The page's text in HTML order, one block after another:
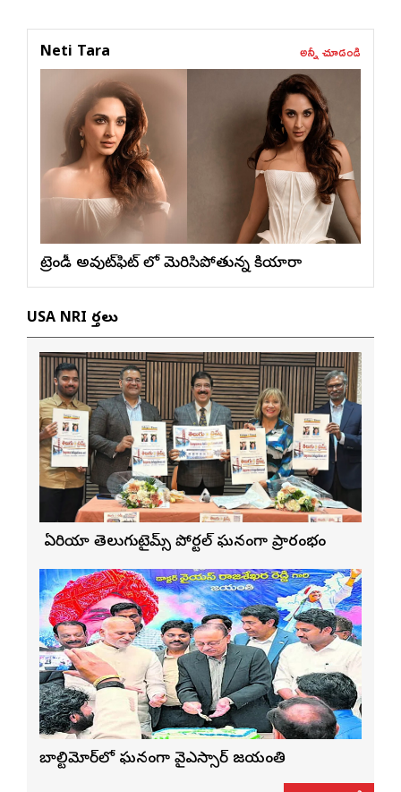
Neti Tara అన్నీ చూడండి
ట్రెండీ అవుట్‌ఫిట్ లో మెరిసిపోతున్న కియారా
USA NRI వార్తలు
బే ఏరియా తెలుగుటైమ్స్ పోర్టల్ ఘనంగా ప్రారంభం
బాల్టిమోర్‌లో ఘనంగా వైఎస్సార్‌ జయంతి